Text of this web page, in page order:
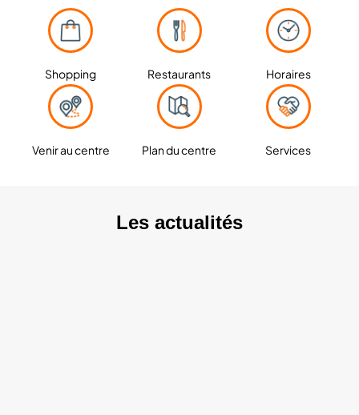
Shopping Restaurants Horaires
Venir au centre Plan du centre Services
Les actualités